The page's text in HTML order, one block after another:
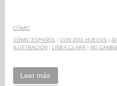
CÓMIC
CÓMIC ESPAÑOL | CON DOS HUEVOS |
ILUSTRACIÓN | LÍNEA CLARA | NO
Leer más